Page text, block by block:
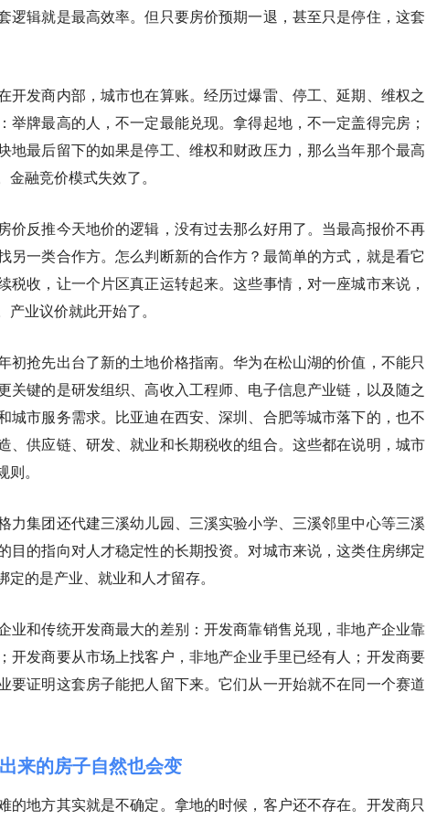
逻辑就是最高效率。但只要房价预期一退，甚至只是停住，这套
开发商内部，城市也在算账。经历过爆雷、停工、延期、维权之
举牌最高的人，不一定最能兑现。拿得起地，不一定盖得完房；
地最后留下的如果是停工、维权和财政压力，那么当年那个最高
融竞价模式失效了。
价反推今天地价的逻辑，没有过去那么好用了。当最高报价不再
另一类合作方。怎么判断新的合作方？最简单的方式，就是看它
税收，让一个片区真正运转起来。这些事情，对一座城市来说，
业议价就此开始了。
初抢先出台了新的土地价格指南。华为在松山湖的价值，不能只
关键的是研发组织、高收入工程师、电子信息产业链，以及随之
城市服务需求。比亚迪在西安、深圳、合肥等城市落下的，也不
、供应链、研发、就业和长期税收的组合。这些都在说明，城市
。
力集团还代建三溪幼儿园、三溪实验小学、三溪邻里中心等三溪
目的指向对人才稳定性的长期投资。对城市来说，这类住房绑定
的是产业、就业和人才留存。
业和传统开发商最大的差别：开发商靠销售兑现，非地产企业靠
开发商要从市场上找客户，非地产企业手里已经有人；开发商要
要证明这套房子能把人留下来。它们从一开始就不在同一个赛道
来的房子自然也会变
的地方其实就是不确定。拿地的时候，客户还不存在。开发商只